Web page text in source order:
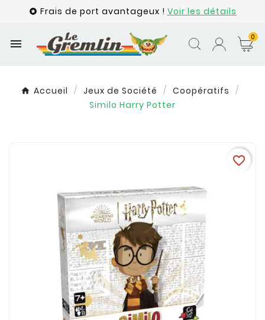
 Frais de port avantageux ! Voir les détails
 0
Accueil Jeux de Société
Coopératifs
Similo Harry Potter
favorite_border